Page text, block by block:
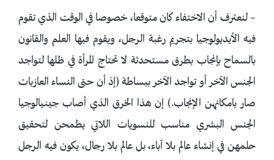
– لنعترف أن الاختفاء كان متوقعا، خصوصا في الوقت الذي تقوم
فيه الأيديولوجيا بتجريم رغبة الرجل، ويقوم فيها العلم والقانون
بالسماح بإنجاب بطرق مستحدثة لا تحتاج المرأة في ظلها لتواجد
الجنس الآخر أو تواجد الآخر ببساطة (إذ أن حتى النساء العازبات
صار بامكانهن الإنجاب.) إن هذا الخرق الذي أصاب جينيالوجيا
الجنس البشري مناسب للنسويات اللاتي يطمحن لتحقيق
حلمهن في إنشاء عالم بلا آباء، بل عالم بلا رجال، يكون فيه الرجل